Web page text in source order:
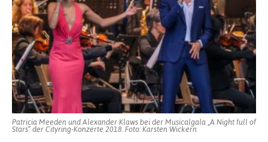
Patricia Meeden und Alexander Klaws bei der Musicalgala „A Night full of
Stars“ der Cityring-Konzerte 2018. Foto: Karsten Wickern